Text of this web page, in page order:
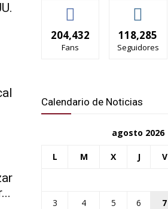
204,432
Fans
118,285
Seguidores
Calendario de Noticias
agosto 2026
L M X J V
3
4 5 6 7